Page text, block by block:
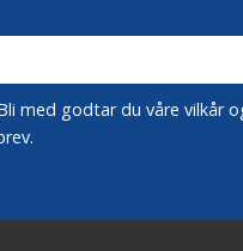
med godtar du våre vilkår